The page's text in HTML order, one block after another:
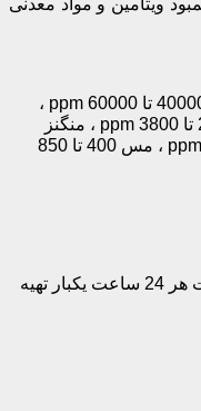
کلسیم 90000 تا 110000 ppm ، فسفر 40000 تا 60000 ppm ،
منیزیم 8500 تا 11500 ppm ، روی 2800 تا 3800 ppm ، منگنز
1800 تا 3000 ppm ، آهن 1800 تا 3000 ppm ، مس 400 تا 850
نکته : آب آشامیدنی حاوی دارو می بایست هر 24 ساعت یکبار تهیه